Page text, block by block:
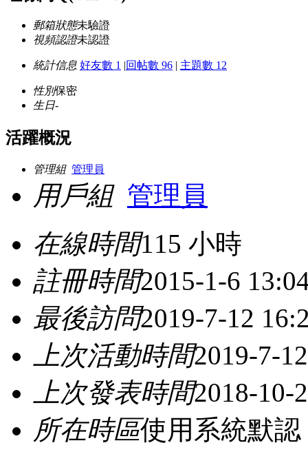
郵箱狀態未驗證
視頻認證未認證
統計信息 好友數 1 |回帖數 96 | 主題數 12
性別保密
生日-
活躍概況
管理組 管理員
用戶組 管理員
在線時間115 小時
註冊時間2015-1-6
最後訪問2019-7-12
上次活動時間2019-7-
上次發表時間2018-10-
所在時區使用系統默認